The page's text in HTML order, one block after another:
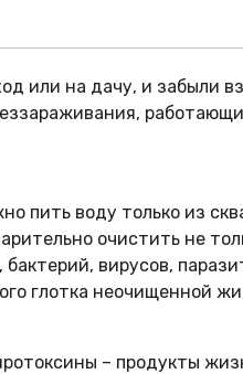
или на дачу, и забыли
пить воду только из
очистить не
вирусов,
глотка неочищенной
– продукты